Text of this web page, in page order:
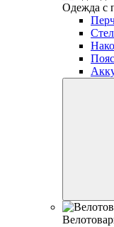
Одежда с